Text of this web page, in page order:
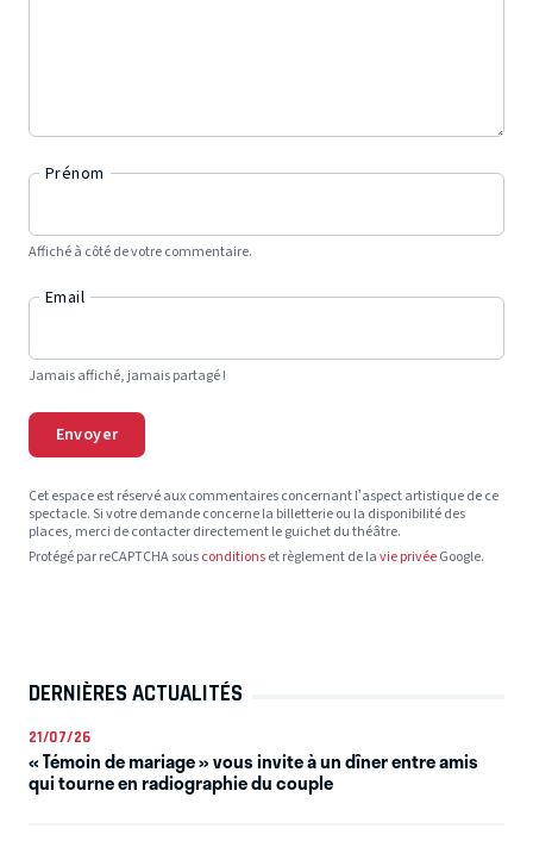
Prénom
Affiché à côté de votre commentaire.
Email
Jamais affiché, jamais partagé !
Envoyer
Cet espace est réservé aux commentaires concernant l’aspect artistique de ce
spectacle. Si votre demande concerne la billetterie ou la disponibilité des
places, merci de contacter directement le guichet du théâtre.
Protégé par reCAPTCHA sousconditionset règlement de lavie privéeGoogle.
DERNIÈRES ACTUALITÉS
21/07/26
« Témoin de mariage » vous invite à un dîner entre amis
qui tourne en radiographie du couple